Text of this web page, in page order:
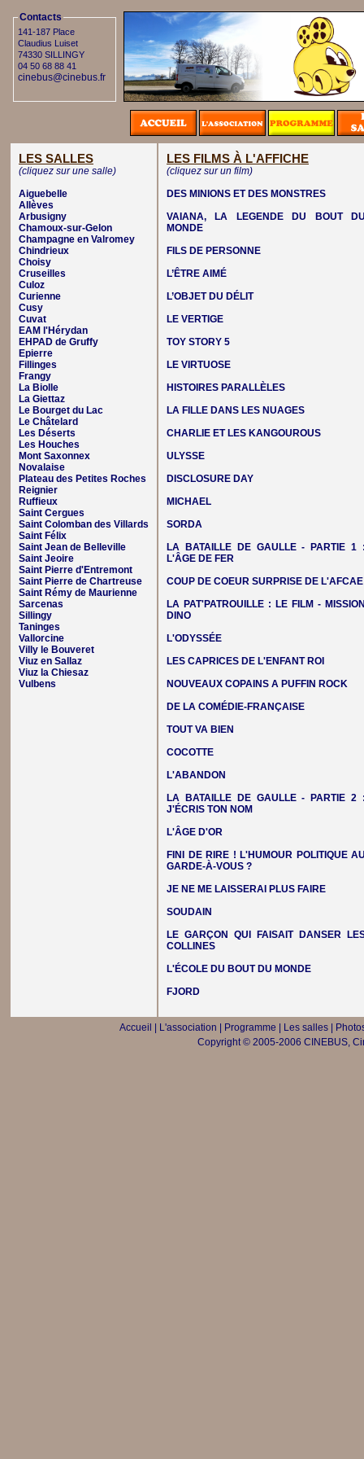
Contacts
141-187 Place
Claudius Luiset
74330 SILLINGY
04 50 68 88 41
cinebus@cinebus.fr
LES SALLES
(cliquez sur une salle)
Aiguebelle
Allèves
Arbusigny
Chamoux-sur-Gelon
Champagne en Valromey
Chindrieux
Choisy
Cruseilles
Culoz
Curienne
Cusy
Cuvat
EAM l'Hérydan
EHPAD de Gruffy
Epierre
Fillinges
Frangy
La Biolle
La Giettaz
Le Bourget du Lac
Le Châtelard
Les Déserts
Les Houches
Mont Saxonnex
Novalaise
Plateau des Petites Roches
Reignier
Ruffieux
Saint Cergues
Saint Colomban des Villards
Saint Félix
Saint Jean de Belleville
Saint Jeoire
Saint Pierre d'Entremont
Saint Pierre de Chartreuse
Saint Rémy de Maurienne
Sarcenas
Sillingy
Taninges
Vallorcine
Villy le Bouveret
Viuz en Sallaz
Viuz la Chiesaz
Vulbens
LES FILMS À L'AFFICHE
(cliquez sur un film)
DES MINIONS ET DES MONSTRES
VAIANA, LA LEGENDE DU BOUT
MONDE
FILS DE PERSONNE
L’ÊTRE AIMÉ
L’OBJET DU DÉLIT
LE VERTIGE
TOY STORY 5
LE VIRTUOSE
HISTOIRES PARALLÈLES
LA FILLE DANS LES NUAGES
CHARLIE ET LES KANGOUROUS
ULYSSE
DISCLOSURE DAY
MICHAEL
SORDA
LA BATAILLE DE GAULLE - PARTIE 1
L'ÂGE DE FER
COUP DE COEUR SURPRISE DE L'AFCAE
LA PAT'PATROUILLE : LE FILM -
DINO
L'ODYSSÉE
LES CAPRICES DE L'ENFANT ROI
NOUVEAUX COPAINS A PUFFIN ROCK
DE LA COMÉDIE-FRANÇAISE
TOUT VA BIEN
COCOTTE
L'ABANDON
LA BATAILLE DE GAULLE - PARTIE 2
J'ÉCRIS TON NOM
L'ÂGE D'OR
FINI DE RIRE ! L'HUMOUR POLITIQUE
GARDE-À-VOUS ?
JE NE ME LAISSERAI PLUS FAIRE
SOUDAIN
LE GARÇON QUI FAISAIT DANSER
COLLINES
L'ÉCOLE DU BOUT DU MONDE
FJORD
Accueil L'association Programme Les salles|
Copyright © 2005-2006 CINEBUS,